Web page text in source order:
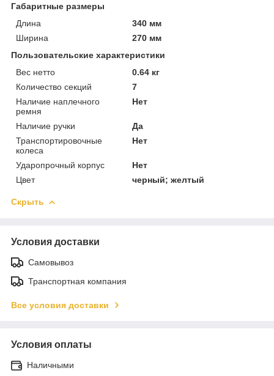
Габаритные размеры
Длина
340 мм
Ширина
270 мм
Пользовательские характеристики
Вес нетто
0.64 кг
Количество секций
7
Наличие наплечного
ремня
Нет
Наличие ручки
Да
Транспортировочные
колеса
Нет
Ударопрочный корпус
Нет
Цвет
черный; желтый
Скрыть
Условия доставки
Самовывоз
Транспортная компания
Все условия доставки
Условия оплаты
Наличными